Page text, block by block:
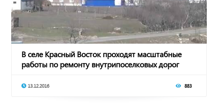
В селе Красный Восток проходят масштабные
работы по ремонту внутрипоселковых дорог
13.12.2016 883